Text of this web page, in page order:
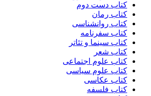
کتاب دست دوم
کتاب رمان
کتاب روانشناسی
کتاب سفرنامه
کتاب سینما و تئاتر
کتاب شعر
کتاب علوم اجتماعی
کتاب علوم سیاسی
کتاب عکاسی
کتاب فلسفه